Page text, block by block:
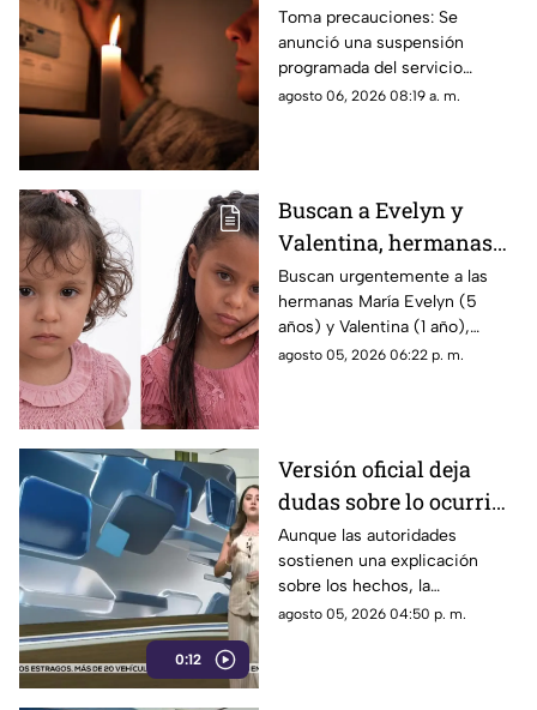
masivo de luz en
Gómez Palacio?
Toma precauciones: Se
anunció una suspensión
programada del servicio
nocturno que afectará a
agosto 06, 2026 08:19 a. m.
Buscan a Evelyn y
Valentina, hermanas
de 1 y 5 años
desaparecidas en
Torreón
Buscan urgentemente a las
hermanas María Evelyn (5
años) y Valentina (1 año),
desaparecidas en Torreón
agosto 05, 2026 06:22 p. m.
0:12
Versión oficial deja
dudas sobre lo ocurrido
y persisten
interrogantes
Aunque las autoridades
sostienen una explicación
sobre los hechos, la
información disponible no ha
agosto 05, 2026 04:50 p. m.